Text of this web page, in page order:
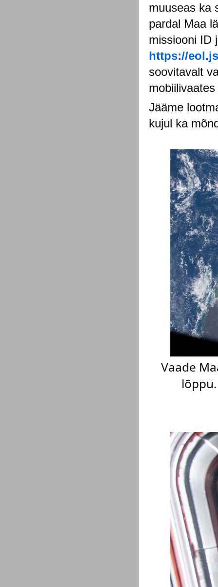
muuseas ka
pardal Maa
https://
soovitavalt
Jääme
kujul ka
Vaade